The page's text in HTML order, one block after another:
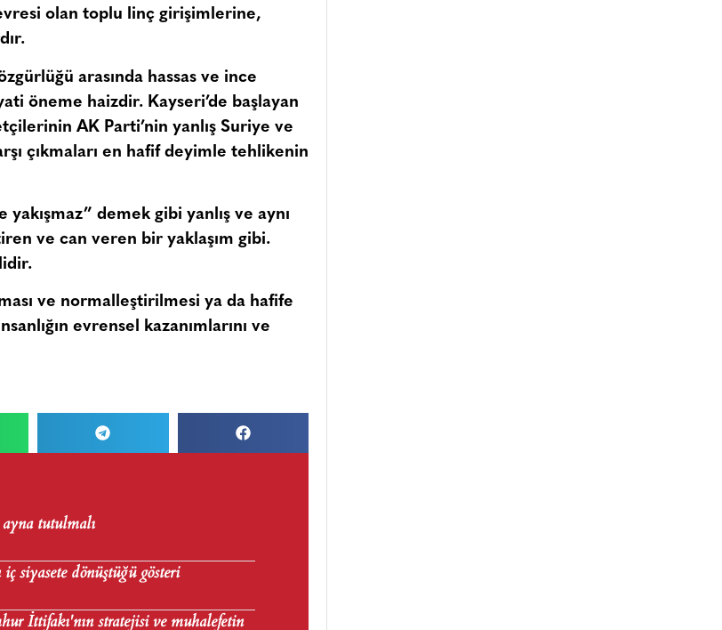
olan toplu linç girişimlerine,
arasında hassas ve ince
öneme haizdir. Kayseri’de başlayan
AK Parti’nin yanlış Suriye ve
çıkmaları en hafif deyimle tehlikenin
yakışmaz” demek gibi yanlış ve aynı
ve can veren bir yaklaşım gibi.
ve normalleştirilmesi ya da hafife
evrensel kazanımlarını ve
tutulmalı
siyasete dönüştüğü gösteri
İttifakı'nın stratejisi ve muhalefetin